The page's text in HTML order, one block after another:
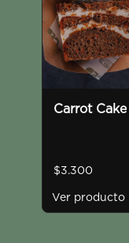
Carrot Cake
$3.300
Ver producto